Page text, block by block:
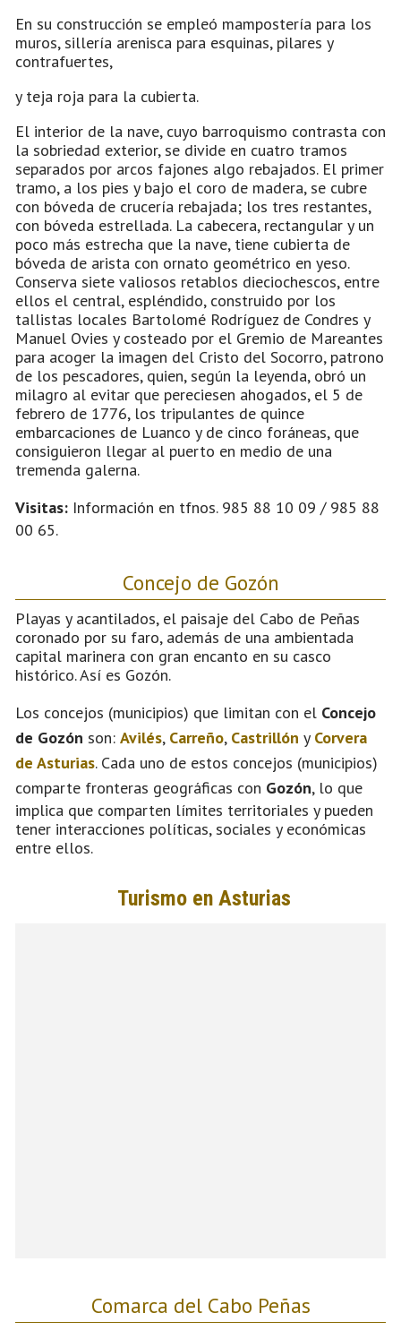
En su construcción se empleó mampostería para los
muros, sillería arenisca para esquinas, pilares y
contrafuertes,
y teja roja para la cubierta.
El interior de la nave, cuyo barroquismo contrasta con
la sobriedad exterior, se divide en cuatro tramos
separados por arcos fajones algo rebajados. El primer
tramo, a los pies y bajo el coro de madera, se cubre
con bóveda de crucería rebajada; los tres restantes,
con bóveda estrellada. La cabecera, rectangular y un
poco más estrecha que la nave, tiene cubierta de
bóveda de arista con ornato geométrico en yeso.
Conserva siete valiosos retablos dieciochescos, entre
ellos el central, espléndido, construido por los
tallistas locales Bartolomé Rodríguez de Condres y
Manuel Ovies y costeado por el Gremio de Mareantes
para acoger la imagen del Cristo del Socorro, patrono
de los pescadores, quien, según la leyenda, obró un
milagro al evitar que pereciesen ahogados, el 5 de
febrero de 1776, los tripulantes de quince
embarcaciones de Luanco y de cinco foráneas, que
consiguieron llegar al puerto en medio de una
tremenda galerna.
Visitas: Información en tfnos. 985 88 10 09 / 985 88
00 65.
Concejo de Gozón
Playas y acantilados, el paisaje del Cabo de Peñas
coronado por su faro, además de una ambientada
capital marinera con gran encanto en su casco
histórico. Así es Gozón.
Los concejos (municipios) que limitan con el Concejo
de Gozón son: Avilés, Carreño, Castrillón y Corvera
de Asturias. Cada uno de estos concejos (municipios)
comparte fronteras geográficas con Gozón, lo que
implica que comparten límites territoriales y pueden
tener interacciones políticas, sociales y económicas
entre ellos.
Comarca del Cabo Peñas